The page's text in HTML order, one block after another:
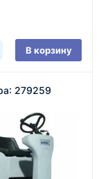
В корзину
279259